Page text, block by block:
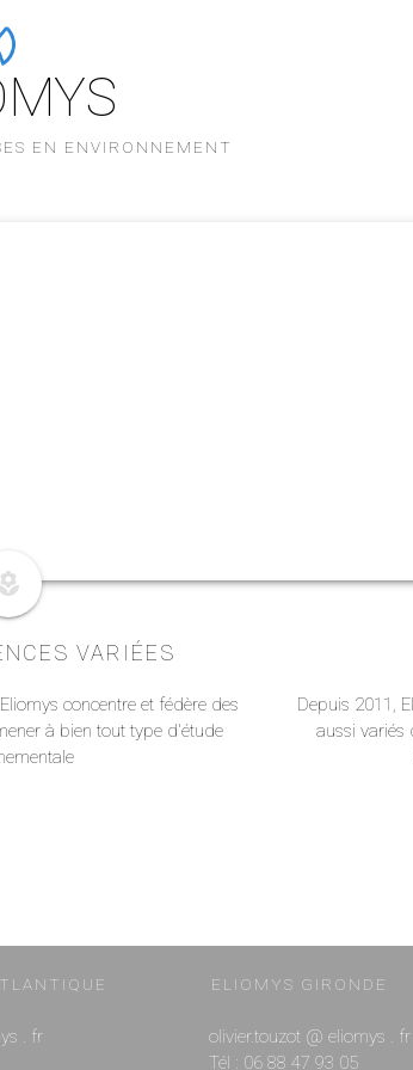
EN ENVIRONNEMENT
VARIÉES
concentre et fédère des
à bien tout type d'étude
Depuis 2011,
aussi variés
. fr
ELIOMYS GIRONDE
olivier.touzot @ eliomys . fr
Tél : 06 88 47 93 05